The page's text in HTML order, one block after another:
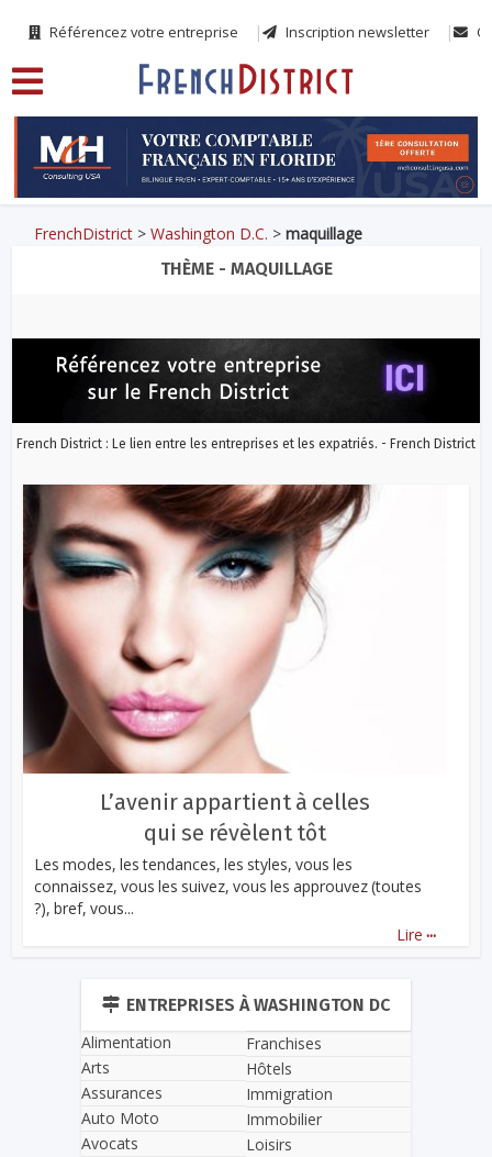
Référencez votre entreprise Inscription newsletter
FrenchDistrict >Washington D.C. >maquillage
THÈME - MAQUILLAGE
French District : Le lien entre les entreprises et les expatriés. - French District
L’avenir appartient à celles
qui se révèlent tôt
Les modes, les tendances, les styles, vous les
connaissez, vous les suivez, vous les approuvez (toutes
?), bref, vous...
Lire ...
ENTREPRISES À WASHINGTON DC
Alimentation
Arts
Assurances
Auto Moto
Avocats
Franchises
Hôtels
Immigration
Immobilier
Loisirs